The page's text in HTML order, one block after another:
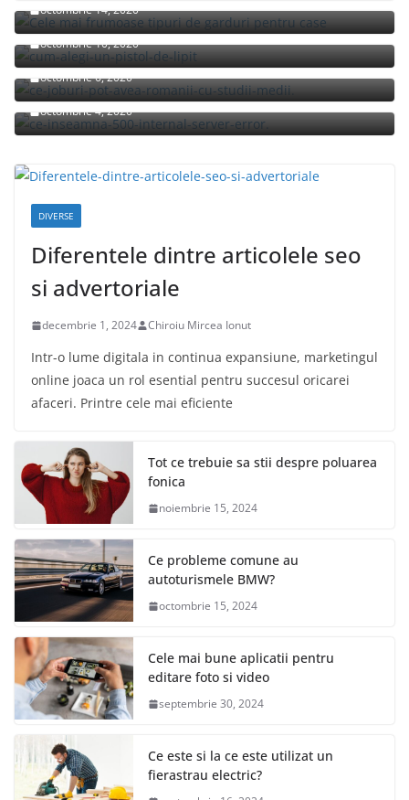
octombrie 14, 2020
Cum alegi un pistol de lipit?
octombrie 10, 2020
Ce joburi pot avea romanii cu studii medii?
octombrie 6, 2020
Ce inseamna 500 Internal Server Error pe S20?
octombrie 4, 2020
DIVERSE
Diferentele dintre articolele seo
si advertoriale
decembrie 1, 2024 Chiroiu Mircea Ionut
Intr-o lume digitala in continua expansiune, marketingul
online joaca un rol esential pentru succesul oricarei
afaceri. Printre cele mai eficiente
Tot ce trebuie sa stii despre poluarea
fonica
noiembrie 15, 2024
Ce probleme comune au
autoturismele BMW?
octombrie 15, 2024
Cele mai bune aplicatii pentru
editare foto si video
septembrie 30, 2024
Ce este si la ce este utilizat un
fierastrau electric?